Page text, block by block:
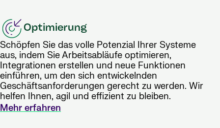
Optimierung
Schöpfen Sie das volle Potenzial Ihrer Systeme
aus, indem Sie Arbeitsabläufe optimieren,
Integrationen erstellen und neue Funktionen
einführen, um den sich entwickelnden
Geschäftsanforderungen gerecht zu werden. Wir
helfen Ihnen, agil und effizient zu bleiben.
Mehr erfahren